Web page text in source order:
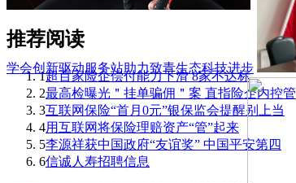
学会创新驱动服务站助力致青生态科技进步
推荐阅读
1超百家险企偿付能力下滑 8家不达标
2最高检曝光＂挂单骗佣＂案 直指险企内控管
3互联网保险“首月0元”银保监会提醒别上当
4用互联网将保险理赔资产“管”起来
5李源祥获中国政府“友谊奖” 中国平安第四
6信诚人寿招聘信息